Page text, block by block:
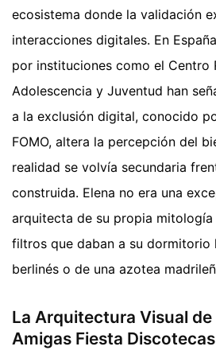
ecosistema donde la validación
interacciones digitales. En
por instituciones como el Centro
Adolescencia y Juventud han
a la exclusión digital, conocido
FOMO, altera la percepción del
realidad se volvía secundaria
construida. Elena no era una
arquitecta de su propia mitología
filtros que daban a su dormitorio
berlinés o de una azotea
La Arquitectura Visual de
Amigas Fiesta